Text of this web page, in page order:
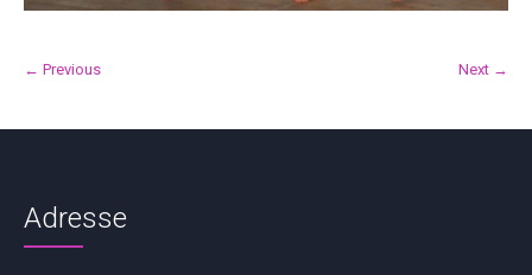
← Previous Next →
Adresse